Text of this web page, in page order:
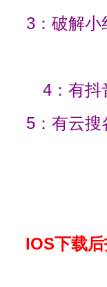
3：破解小
4：有抖
5：有云搜
IOS下载